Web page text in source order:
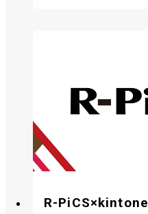
R-PiCS×kintone